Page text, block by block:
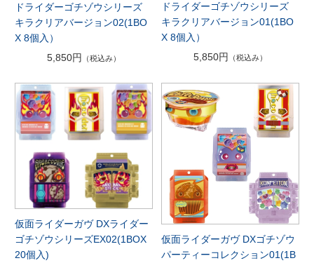
ドライダーゴチゾウシリーズ
キラクリアバージョン02(1BO
X 8個入）
5,850円 （税込み）
ドライダーゴチゾウシリーズ
キラクリアバージョン01(1BO
X 8個入）
5,850円
（税込み）
仮面ライダーガヴ DXライダー
ゴチゾウシリーズEX02(1BOX
20個入)
仮面ライダーガヴ DXゴチゾウ
パーティーコレクション01(1B